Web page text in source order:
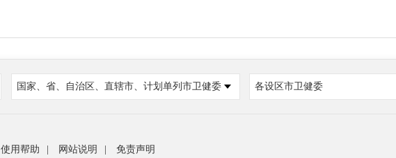
国家、省、自治区、直辖市、计划单列市卫健委 各设区市卫健委
使用帮助 网站说明 免责声明